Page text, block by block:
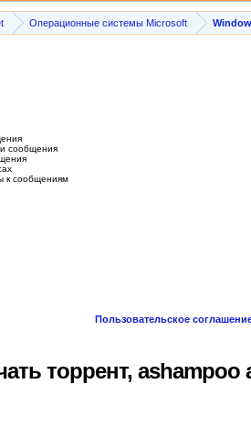
Операционные системы Microsoft
сообщения
к сообщениям
Пользовательское
торрент,